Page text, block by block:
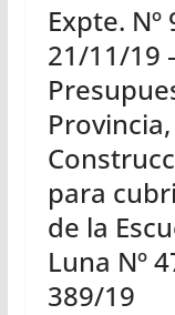
Expte.
21/11/19
para
de la
Luna Nº
389/19